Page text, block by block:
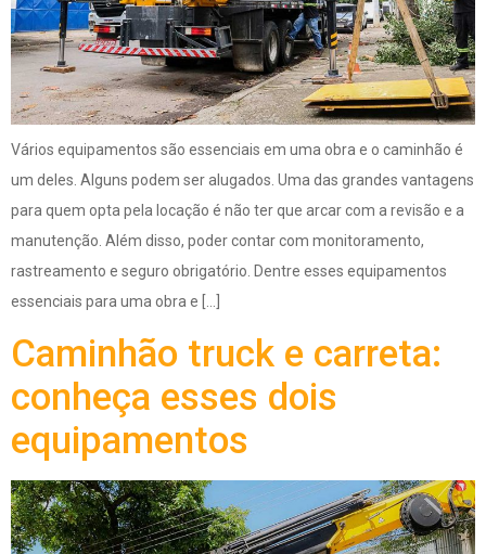
Vários equipamentos são essenciais em uma obra e o caminhão é
um deles. Alguns podem ser alugados. Uma das grandes vantagens
para quem opta pela locação é não ter que arcar com a revisão e a
manutenção. Além disso, poder contar com monitoramento,
rastreamento e seguro obrigatório. Dentre esses equipamentos
essenciais para uma obra e […]
Caminhão truck e carreta:
conheça esses dois
equipamentos